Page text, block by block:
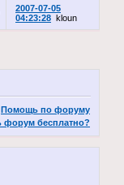
2007-07-05
04:23:28 kloun
Помощь по форуму